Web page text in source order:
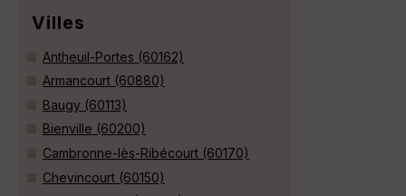
Villes
Antheuil-Portes (60162)
Armancourt (60880)
Baugy (60113)
Bienville (60200)
Cambronne-lès-Ribécourt (60170)
Chevincourt (60150)